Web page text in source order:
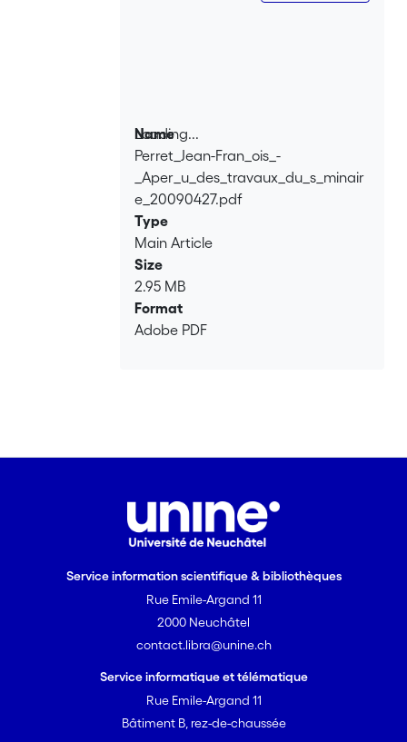
Loading...
Loading...
Name
Perret_Jean-Fran_ois_-
_Aper_u_des_travaux_du_s_minair
e_20090427.pdf
Type
Main Article
Size
2.95 MB
Format
Adobe PDF
Service information scientifique & bibliothèques
Rue Emile-Argand 11
2000 Neuchâtel
contact.libra@unine.ch
Service informatique et télématique
Rue Emile-Argand 11
Bâtiment B, rez-de-chaussée